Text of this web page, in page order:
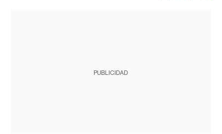
PUBLICIDAD